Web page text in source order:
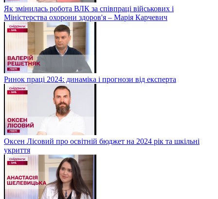
Як змінилась робота ВЛК за співпраці військових і
Міністерства охорони здоров'я – Марія Карчевич
Ринок праці 2024: динаміка і прогнози від експерта
Оксен Лісовий про освітній бюджет на 2024 рік та шкільні
укриття